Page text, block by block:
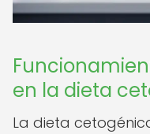
en la dieta
La dieta